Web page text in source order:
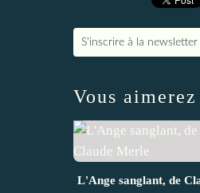
S'inscrire à la newsletter
Vous
L'Ange sanglant, de